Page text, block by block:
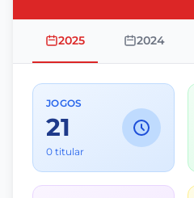
2025 2024
JOGOS
21
0 titular